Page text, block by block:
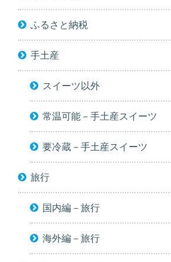
ふるさと納税
手土産
スイーツ以外
常温可能－手土産スイーツ
要冷蔵－手土産スイーツ
旅行
国内編－旅行
海外編－旅行